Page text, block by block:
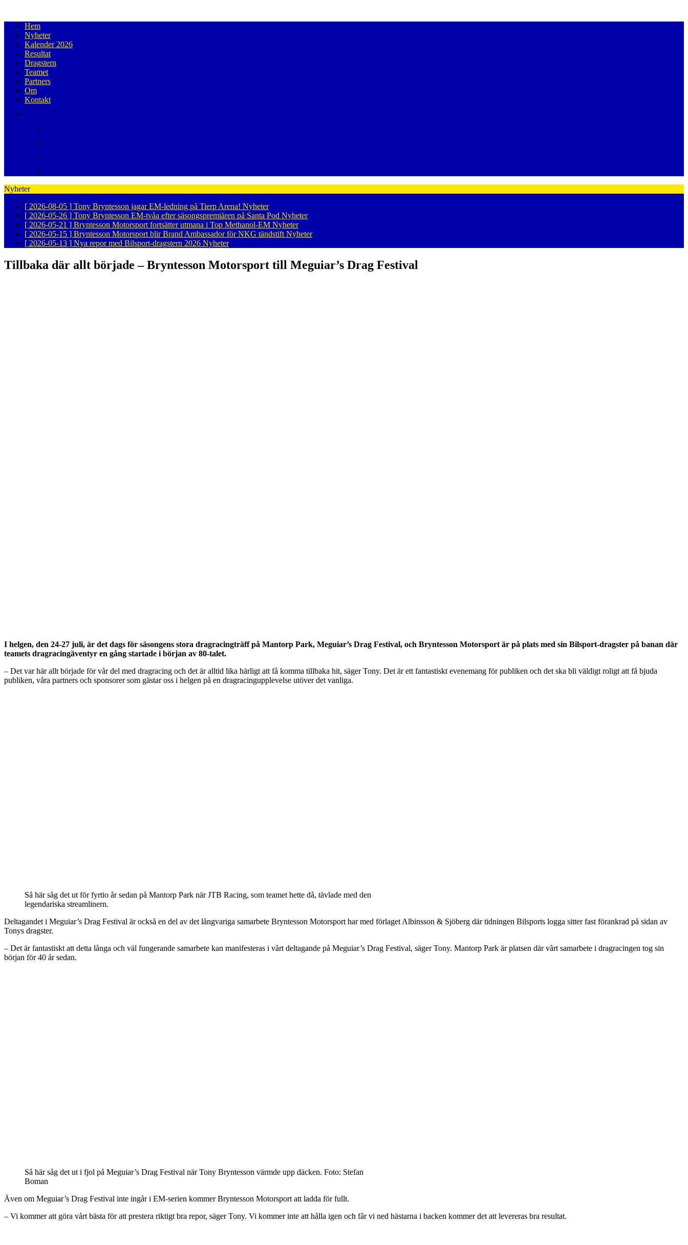
Hem
Nyheter
Kalender 2026
Resultat
Dragstern
Teamet
Partners
Om
Kontakt
Nyheter
[ 2026-08-05 ] Tony Bryntesson jagar EM-ledning på Tierp Arena! Nyheter
[ 2026-05-26 ] Tony Bryntesson EM-tvåa efter säsongspremiären på Santa Pod Nyheter
[ 2026-05-21 ] Bryntesson Motorsport fortsätter utmana i Top Methanol-EM Nyheter
[ 2026-05-15 ] Bryntesson Motorsport blir Brand Ambassador för NKG tändstift Nyheter
[ 2026-05-13 ] Nya repor med Bilsport-dragstern 2026 Nyheter
Tillbaka där allt började – Bryntesson Motorsport till Meguiar’s Drag Festival
I helgen, den 24-27 juli, är det dags för säsongens stora dragracingträff på Mantorp Park, Meguiar’s Drag Festival, och Bryntesson Motorsport är på plats med sin Bilsport-dragster på banan där
teamets dragracingäventyr en gång startade i början av 80-talet.
– Det var här allt började för vår del med dragracing och det är alltid lika härligt att få komma tillbaka hit, säger Tony. Det är ett fantastiskt evenemang för publiken och det ska bli väldigt roligt att få bjuda
publiken, våra partners och sponsorer som gästar oss i helgen på en dragracingupplevelse utöver det vanliga.
Så här såg det ut för fyrtio år sedan på Mantorp Park när JTB Racing, som teamet hette då, tävlade med den
legendariska streamlinern.
Deltagandet i Meguiar’s Drag Festival är också en del av det långvariga samarbete Bryntesson Motorsport har med förlaget Albinsson & Sjöberg där tidningen Bilsports logga sitter fast förankrad på sidan av
Tonys dragster.
– Det är fantastiskt att detta långa och väl fungerande samarbete kan manifesteras i vårt deltagande på Meguiar’s Drag Festival, säger Tony. Mantorp Park är platsen där vårt samarbete i dragracingen tog sin
början för 40 år sedan.
Så här såg det ut i fjol på Meguiar’s Drag Festival när Tony Bryntesson värmde upp däcken. Foto: Stefan
Boman
Även om Meguiar’s Drag Festival inte ingår i EM-serien kommer Bryntesson Motorsport att ladda för fullt.
– Vi kommer att göra vårt bästa för att prestera riktigt bra repor, säger Tony. Vi kommer inte att hålla igen och får vi ned hästarna i backen kommer det att levereras bra resultat.